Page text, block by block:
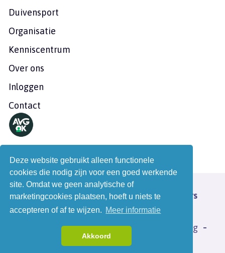
Deze website gebruikt alleen functionele
cookies die nodig zijn voor een goed werkende
site. Omdat we geen analytische of
marketingcookies plaatsen, hoeft u niets te
accepteren of af te wijzen. Meer informatie
Akkoord
Duivensport
Organisatie
Kenniscentrum
Over ons
Inloggen
Contact
© 2026 - Nederlandse Postduivenhouders
Organisatie
Algemene voorwaarden
Privacyverklaring
Disclaimer